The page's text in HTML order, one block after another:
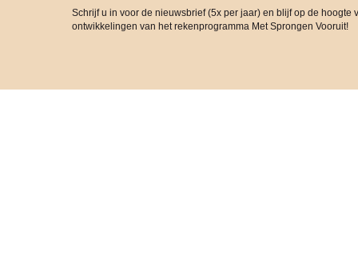
Schrijf u in voor de nieuwsbrief (5x per jaar) en blijf op de hoogte
ontwikkelingen van het rekenprogramma Met Sprongen Vooruit!